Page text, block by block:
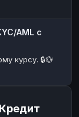
AML с
курсу. 🔒💱